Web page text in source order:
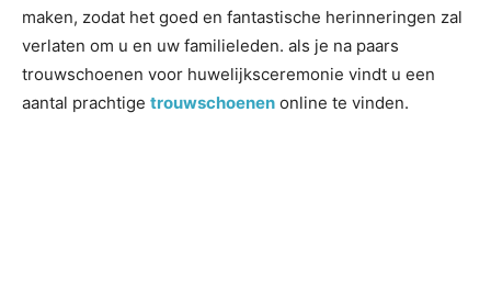
maken, zodat het goed en fantastische herinneringen zal
verlaten om u en uw familieleden. als je na paars
trouwschoenen voor huwelijksceremonie vindt u een
aantal prachtige trouwschoenen online te vinden.